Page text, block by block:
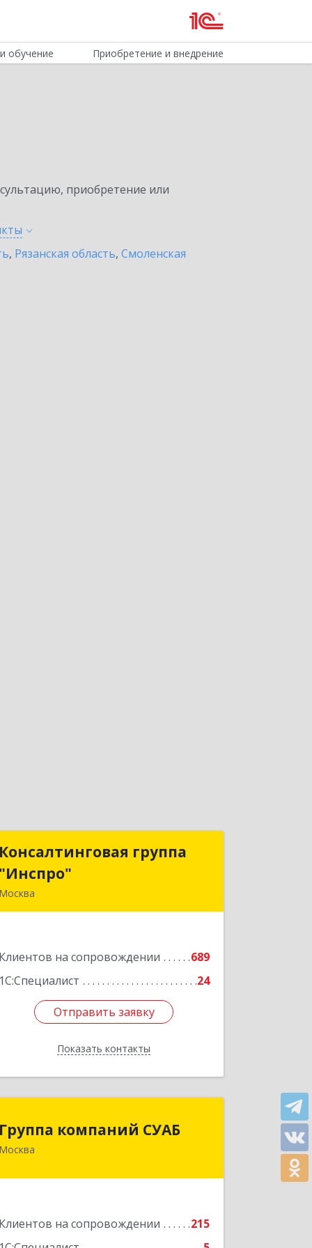
обучение Приобретение и внедрение
приобретение или
, Рязанская область, Смоленская
Консалтинговая группа
"Инспро"
Москва
Клиентов на сопровождении
689
1С:Специалист
24
Отправить заявку
Показать контакты
Консалтинговая группа
Подробнее
Отправить заявку
Назад
Группа компаний СУАБ
Москва
Клиентов на сопровождении
215
Группа компаний СУАБ
105082, Москва г, Почтовая Б. ул, дом